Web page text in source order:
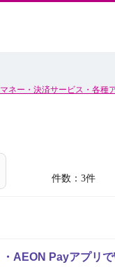
ネー・決済サービス・各種
件数：3件
AEON Payアプリ